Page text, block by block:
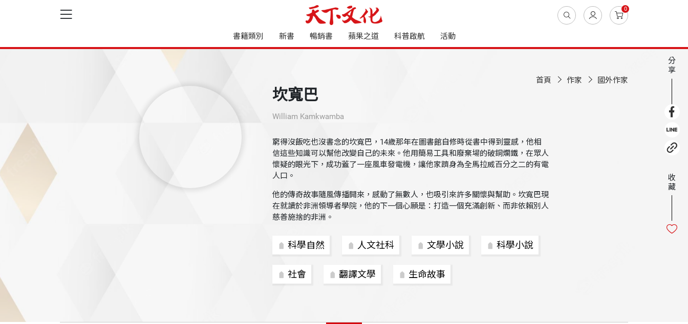
0
書籍類別 新書 暢銷書 蘋果之道 科普啟航 活動
首頁 作家 國外作家
坎寬巴
William Kamkwamba
窮得沒飯吃也沒書念的坎寬巴，14歲那年在圖書館自修時從書中得到靈感，他相
信這些知識可以幫他改變自己的未來。他用簡易工具和廢棄場的破銅爛鐵，在眾人
懷疑的眼光下，成功蓋了一座風車發電機，讓他家躋身為全馬拉威百分之二的有電
人口。
他的傳奇故事隨風傳播開來，感動了無數人，也吸引來許多關懷與幫助。坎寬巴現
在就讀於非洲領導者學院，他的下一個心願是：打造一個充滿創新、而非依賴別人
慈善施捨的非洲。
科學自然 人文社科 文學小說 科學小說
社會 翻譯文學 生命故事
分
享
收
藏